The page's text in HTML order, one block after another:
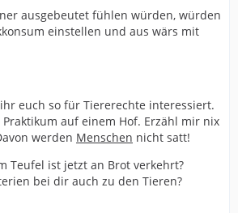
ausgebeutet fühlen würden, würden
einstellen und aus wärs mit
euch so für Tiererechte interessiert.
auf einem Hof. Erzähl mir nix
werden Menschen nicht satt!
Teufel ist jetzt an Brot verkehrt?
bei dir auch zu den Tieren?